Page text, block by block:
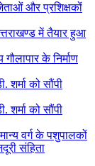
और प्रशिक्षकों
में तैयार हुआ
के निर्माण
शर्मा को सौंपी
शर्मा को सौंपी
वर्ग के पशुपालकों
संहिता